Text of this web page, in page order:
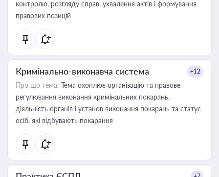
контролю, розгляду справ, ухвалення актів і формування
правових позицій
Кримінально-виконавча система +12
Про що тема: Тема охоплює організацію та правове
регулювання виконання кримінальних покарань,
діяльність органів і установ виконання покарань та статус
осіб, які відбувають покарання